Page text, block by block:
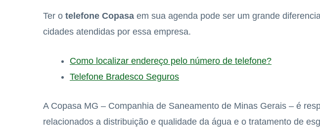
Ter o telefone Copasa em sua agenda pode ser um grande
cidades atendidas por essa empresa.
Como localizar endereço pelo número de telefone?
Telefone Bradesco Seguros
A Copasa MG – Companhia de Saneamento de Minas Gerais – é
relacionados a distribuição e qualidade da água e o tratamento de